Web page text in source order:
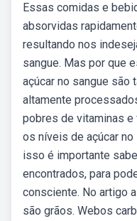
Essas comidas e
absorvidas
resultando nos
sangue. Mas por que
açúcar no sangue são
altamente
pobres de vitaminas e
os níveis de açúcar
isso é importante
encontrados, para
consciente. No artigo
são grãos. Webos